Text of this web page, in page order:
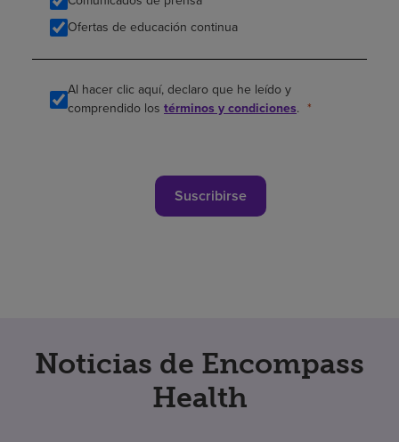
Ofertas de educación continua
Al hacer clic aquí, declaro que he leído y
comprendido los términos y condiciones.
Suscribirse
Noticias de Encompass
Health